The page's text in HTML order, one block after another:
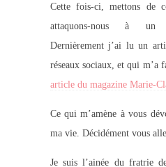
Cette fois-ci, mettons de
attaquons-nous à un
Dernièrement j’ai lu un
réseaux sociaux, et qui m’a
article du magazine Marie-
Ce qui m’amène à vous
ma vie. Décidément vous
Je suis l’ainée du fratrie